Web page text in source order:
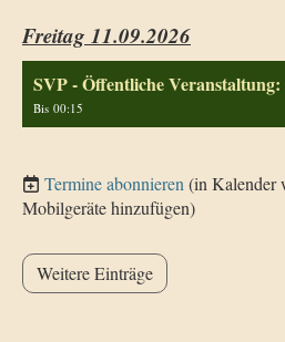
Freitag 11.09.2026
Bis 00:15
Termine abonnieren (in Kalender
Mobilgeräte hinzufügen)
Weitere Einträge